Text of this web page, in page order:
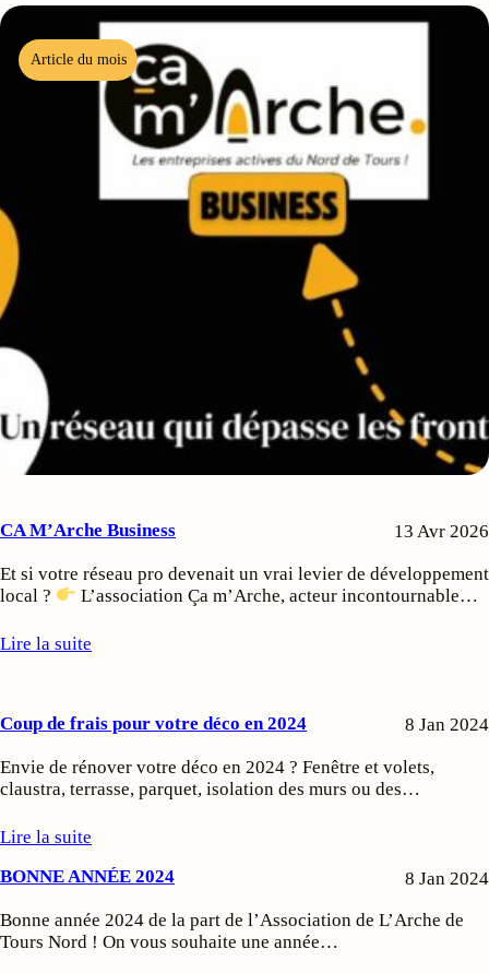
Article du mois
CA M’Arche Business 13 Avr 2026
Et si votre réseau pro devenait un vrai levier de développement
local ?
L’association Ça m’Arche, acteur incontournable…
Lire la suite
Coup de frais pour votre déco en 2024 8 Jan 2024
Envie de rénover votre déco en 2024 ? Fenêtre et volets,
claustra, terrasse, parquet, isolation des murs ou des…
Lire la suite
BONNE ANNÉE 2024
8 Jan 2024
Bonne année 2024 de la part de l’Association de L’Arche de
Tours Nord ! On vous souhaite une année…